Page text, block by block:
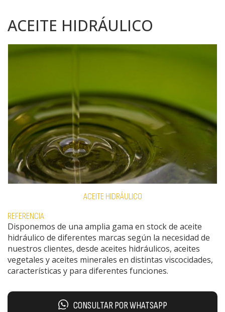
ACEITE HIDRÁULICO
ACEITE HIDRÁULICO
REFERENCIA:
Disponemos de una amplia gama en stock de aceite
hidráulico de diferentes marcas según la necesidad de
nuestros clientes, desde aceites hidráulicos, aceites
vegetales y aceites minerales en distintas viscocidades,
características y para diferentes funciones.
CONSULTAR POR WHATSAPP